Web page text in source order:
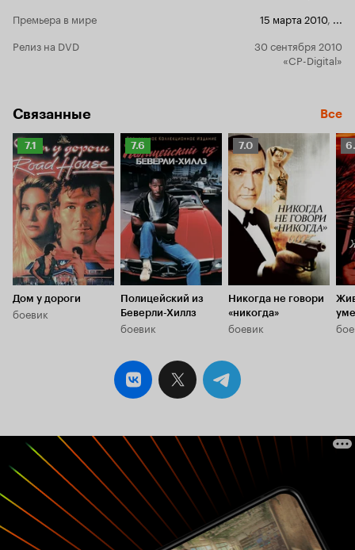
Премьера в мире
15 марта 2010,
Релиз на DVD
30 сентября 2010
«CP-Digital»
Связанные Все
Рейтинг
Кинопоиска
7.1
7.1
Дом у дороги
боевик
Рейтинг
Кинопоиска
7.6
7.6
Полицейский из
Беверли-Хиллз
боевик
Рейтинг
Кинопоиска
7.0
7.0
Никогда не говори
«никогда»
боевик